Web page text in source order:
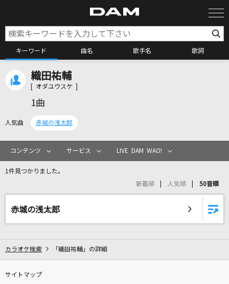
キーワード 曲名 歌手名 歌詞
カラオケリクエスト
リアルタイムで歌われている曲の一覧
バルーン
[オリカラ]色は匂へど 散りぬるを
織田祐輔
[ オダユウスケ ]
1曲
人気曲 赤城の浅太郎
コンテンツ サービス LIVE DAM WAO!
1件見つかりました。
新着順 人気順 50音順
赤城の浅太郎
カラオケ検索 「織田祐輔」の詳細
サイトマップ